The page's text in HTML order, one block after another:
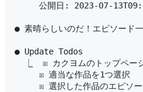
公開日: 2023-07-
● 素晴らしいのだ！エピソード
● Update Todos
⎿  ☒ カクヨムのトップペー
     ☒ 適当な作品を1つ選択
☒ 選択した作品のエピソ